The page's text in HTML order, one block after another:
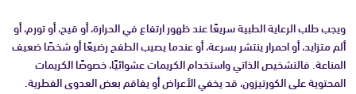
ويجب طلب الرعاية الطبية سريعًا عند ظهور ارتفاع في الحرارة، أو قيح، أو تورم، أو
ألم متزايد، أو احمرار ينتشر بسرعة، أو عندما يصيب الطفح رضيعًا أو شخصًا ضعيف
المناعة. فالتشخيص الذاتي واستخدام الكريمات عشوائيًا، خصوصًا الكريمات
المحتوية على الكورتيزون، قد يخفي الأعراض أو يفاقم بعض العدوى الفطرية.